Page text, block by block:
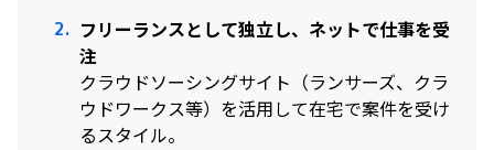
フリーランスとして独立し、ネットで仕事を受
注
クラウドソーシングサイト（ランサーズ、クラ
ウドワークス等）を活用して在宅で案件を受け
るスタイル。